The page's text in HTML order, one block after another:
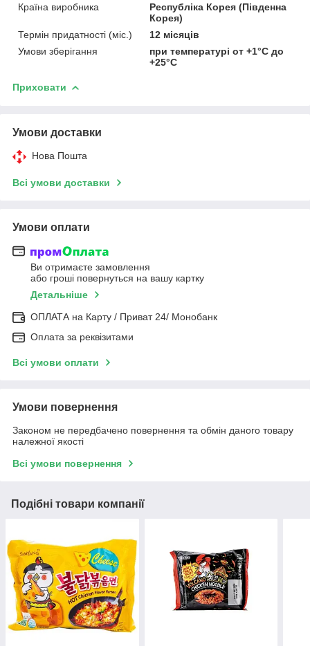
Країна виробника
Республіка Корея (Південна
Корея)
Термін придатності (міс.)
12 місяців
Умови зберігання
при температурі от +1°C до
+25°C
Приховати
Умови доставки
Нова Пошта
Всі умови доставки
Умови оплати
Ви отримаєте замовлення
або гроші повернуться на вашу картку
Детальніше
ОПЛАТА на Карту / Приват 24/ Монобанк
Оплата за реквізитами
Всі умови оплати
Умови повернення
Законом не передбачено повернення та обмін даного товару
належної якості
Всі умови повернення
Подібні товари компанії